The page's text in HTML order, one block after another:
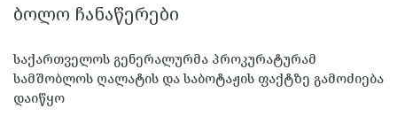
ᲑᲝᲚᲝ ᲩᲐᲜᲐᲬᲔᲠᲔᲑᲘ
საქართველოს გენერალურმა პროკურატურამ
სამშობლოს ღალატის და საბოტაჟის ფაქტზე გამოძიება
დაიწყო